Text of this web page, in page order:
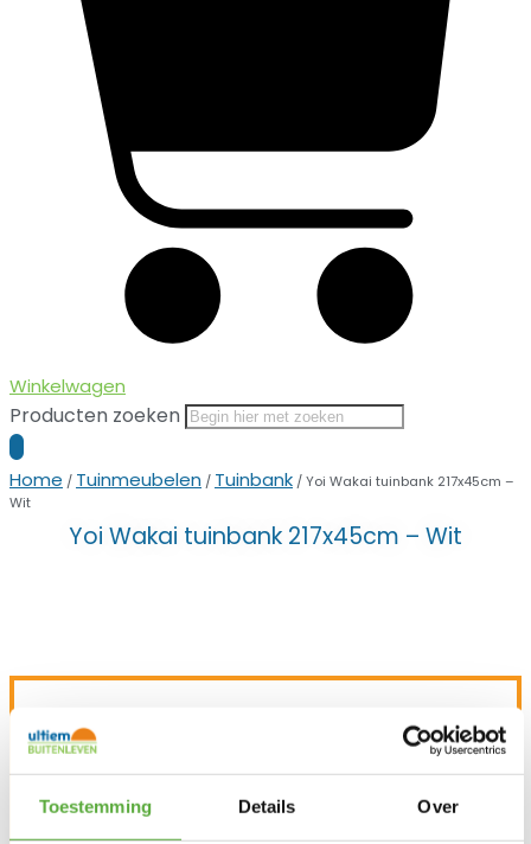
Toestemming Details Over
Winkelwagen
Producten zoeken
Home / Tuinmeubelen / Tuinbank / Yoi Wakai tuinbank 217x45cm –
Wit
Yoi Wakai tuinbank 217x45cm – Wit
€749,00